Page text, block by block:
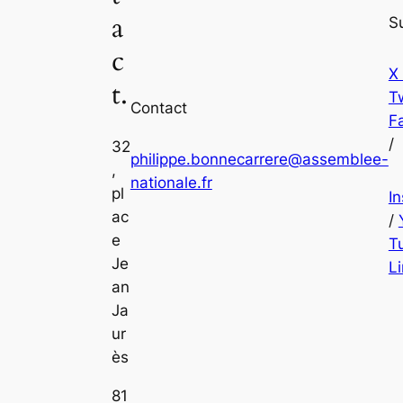
a
c
t.
32
,
pl
ac
e
Je
an
Ja
ur
ès
81
Contact
philippe.bonnecarrere@assemblee-
nationale.fr
X
/
/